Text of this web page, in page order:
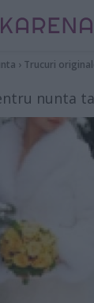
› Trucuri
nunta